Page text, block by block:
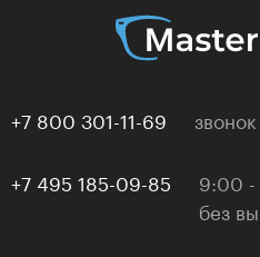
+7 800 301-11-69
+7 495 185-09-85
9:00
без